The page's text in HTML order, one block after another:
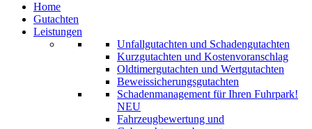
Home
Gutachten
Leistungen
Unfallgutachten und Schadengutachten
Kurzgutachten und Kostenvoranschlag
Oldtimergutachten und Wertgutachten
Beweissicherungsgutachten
Schadenmanagement für Ihren Fuhrpark!
NEU
Fahrzeugbewertung und